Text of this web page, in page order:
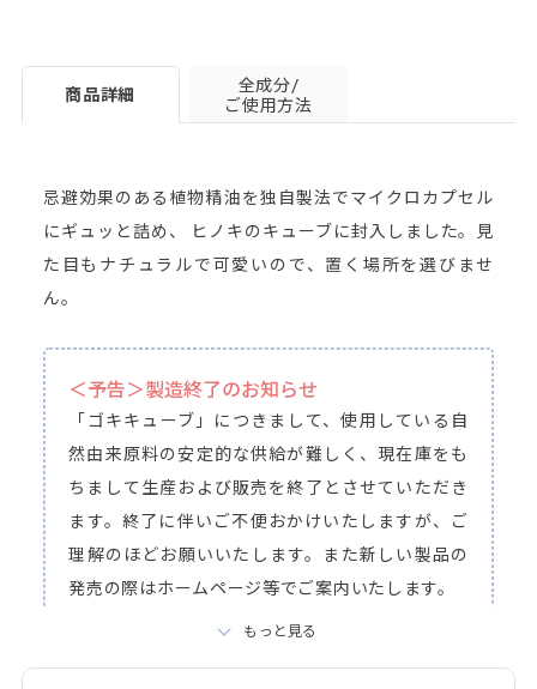
商品詳細
全成分/
ご使用方法
忌避効果のある植物精油を独自製法でマイクロカプセル
にギュッと詰め、 ヒノキのキューブに封入しました。見
た目もナチュラルで可愛いので、置く場所を選びませ
ん。
＜予告＞製造終了のお知らせ
「ゴキキューブ」につきまして、使用している自
然由来原料の安定的な供給が難しく、現在庫をも
ちまして生産および販売を終了とさせていただき
ます。終了に伴いご不便おかけいたしますが、ご
理解のほどお願いいたします。また新しい製品の
発売の際はホームページ等でご案内いたします。
もっと見る